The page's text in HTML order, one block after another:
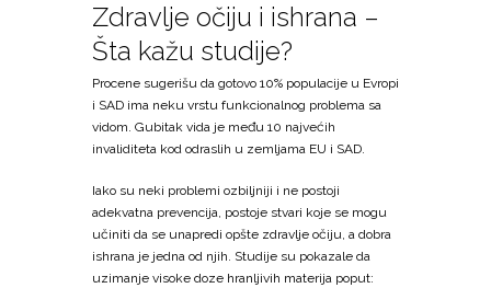
Zdravlje očiju i ishrana –
Šta kažu studije?
Procene sugerišu da gotovo 10% populacije u Evropi
i SAD ima neku vrstu funkcionalnog problema sa
vidom. Gubitak vida je među 10 najvećih
invaliditeta kod odraslih u zemljama EU i SAD.
Iako su neki problemi ozbiljniji i ne postoji
adekvatna prevencija, postoje stvari koje se mogu
učiniti da se unapredi opšte zdravlje očiju, a dobra
ishrana je jedna od njih. Studije su pokazale da
uzimanje visoke doze hranljivih materija poput: